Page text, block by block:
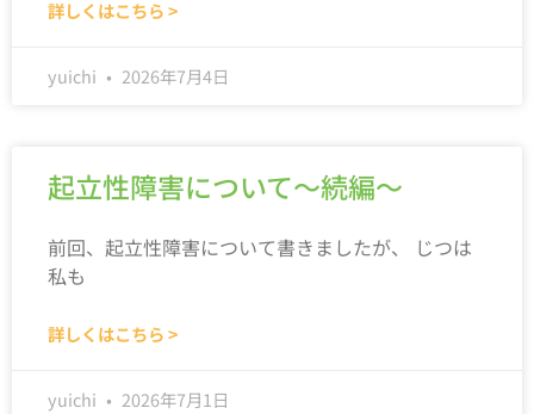
詳しくはこちら >
yuichi 2026年7月4日
起立性障害について～続編～
前回、起立性障害について書きましたが、 じつは
私も
詳しくはこちら >
yuichi 2026年7月1日